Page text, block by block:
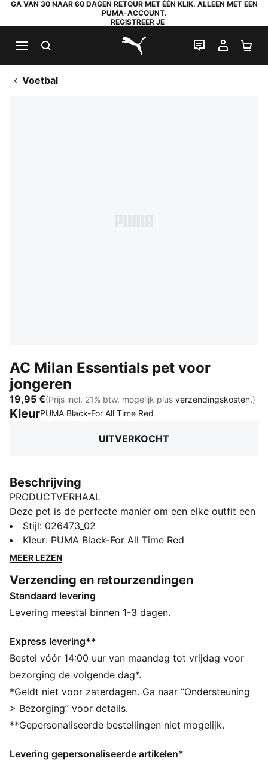
GA VAN 30 NAAR 60 DAGEN RETOUR MET ÉÉN KLIK. ALLEEN MET EEN
PUMA-ACCOUNT.
REGISTREER JE
PUMA.com
LIVE CHAT
MIJN
Voetbal
AC Milan Essentials pet voor
jongeren
19,95 €(Prijs incl. 21% btw, mogelijk plus verzendingskosten.)
KleurPUMA Black-For All Time Red
UITVERKOCHT
Beschrijving
PRODUCTVERHAAL
Deze pet is de perfecte manier om een elke outfit een
vleugje teamspirit te geven. Als je de kleuren van je
club met trots draagt, kun je overal waar je komt uw
loyaliteit tonen. Of je nu naar de wedstrijd gaat, een
zit comfortabel en is stijlvol. Bovendien
vertegenwoordig je er je teamtrots mee.
ALLE INS EN OUTS
DETAILS
Officieel erkend product
Baseballpet met gebogen rand
Model met 5 panelen
Verstelbare sluiting met metalen clip voor een
persoonlijke pasvorm
Gestructureerd voorpand
Geborduurd clubembleem op het voorpand
Stijl: 026473_02
Kleur: PUMA Black-For All Time Red
MEER LEZEN
Verzending en retourzendingen
Standaard levering
Levering meestal binnen 1-3 dagen.
Express levering**
Bestel vóór 14:00 uur van maandag tot vrijdag voor
bezorging de volgende dag*.
*Geldt niet voor zaterdagen. Ga naar “Ondersteuning
> Bezorging” voor details.
**Gepersonaliseerde bestellingen niet mogelijk.
Levering gepersonaliseerde artikelen*